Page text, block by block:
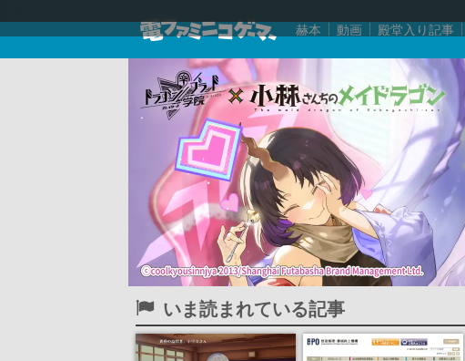
赫本 動画 殿堂入り記事
いま読まれている記事